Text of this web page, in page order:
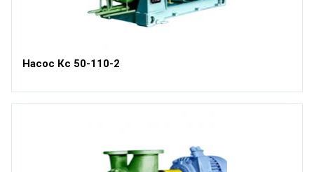
Насос Кс 50-110-2